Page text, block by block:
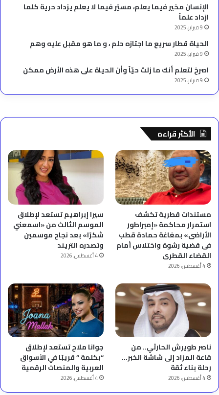
الإنسان مخير فيما يعلم، مسيّر فيما لا يعلم يزداد حرية كلما
ازداد علماً
9 فبراير، 2025
الحياة قطار سريع ما اجتازه حلم ، و ما هو مقبل عليه وهم
9 فبراير، 2025
‫اصرخ لتعلم أنك ما زلتَ حيّاً وأن الحياة على هذه الأرض ممكن
9 فبراير، 2025
الأكثر قراءه
مستندات قطرية تكشف
استمرار محاكمة «إمبراطور
الأراضى» بمغاغة حمادة قطب
فى قضية رشوة واختلاس أمام
القضاء القطرى
4 أغسطس، 2026
سيرا إبراهيم تستعد لإطلاق
الموسم الثالث من «اسمعني
شكرًا» بعد نجاح موسمين
وتصدره التريند
4 أغسطس، 2026
ناصر طويرش الحارثي.. من
قاعة المزاد إلى شاشة الخبر…
رحلة بناء ثقة
4 أغسطس، 2026
جوانا ملاح تستعد لإطلاق
“بكلمة ” قريبًا في الأسواق
العربية والمنصات الرقمية
4 أغسطس، 2026